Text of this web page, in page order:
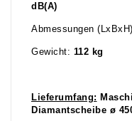
dB(A)
Abmessungen
Gewicht: 112 kg
Lieferumfang:
Diamantscheibe ø